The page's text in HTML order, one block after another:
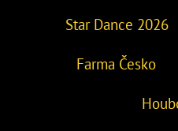
Star Dance 2026
Farma Česko